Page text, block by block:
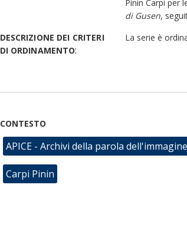
Pinin Carpi per
di Gusen,
DESCRIZIONE DEI CRITERI
DI ORDINAMENTO:
La serie è
CONTESTO
APICE - Archivi della parola
Carpi Pinin